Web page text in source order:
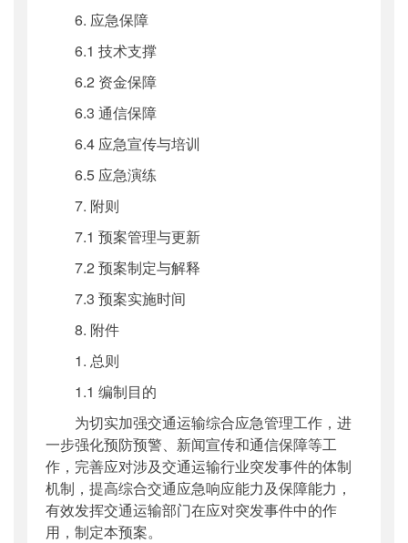
6. 应急保障
6.1 技术支撑
6.2 资金保障
6.3 通信保障
6.4 应急宣传与培训
6.5 应急演练
7. 附则
7.1 预案管理与更新
7.2 预案制定与解释
7.3 预案实施时间
8. 附件
1. 总则
1.1 编制目的
为切实加强交通运输综合应急管理工作，进
一步强化预防预警、新闻宣传和通信保障等工
作，完善应对涉及交通运输行业突发事件的体制
机制，提高综合交通应急响应能力及保障能力，
有效发挥交通运输部门在应对突发事件中的作
用，制定本预案。